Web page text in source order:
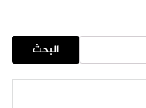
البحث